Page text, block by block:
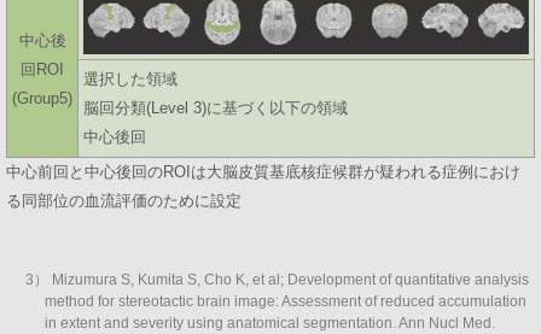
中心後
回ROI
(Group5)
選択した領域
脳回分類(Level 3)に基づく以下の領域
中心後回
中心前回と中心後回のROIは大脳皮質基底核症候群が疑われる症例におけ
る同部位の血流評価のために設定
3） Mizumura S, Kumita S, Cho K, et al; Development of quantitative analysis
method for stereotactic brain image: Assessment of reduced accumulation
in extent and severity using anatomical segmentation. Ann Nucl Med.